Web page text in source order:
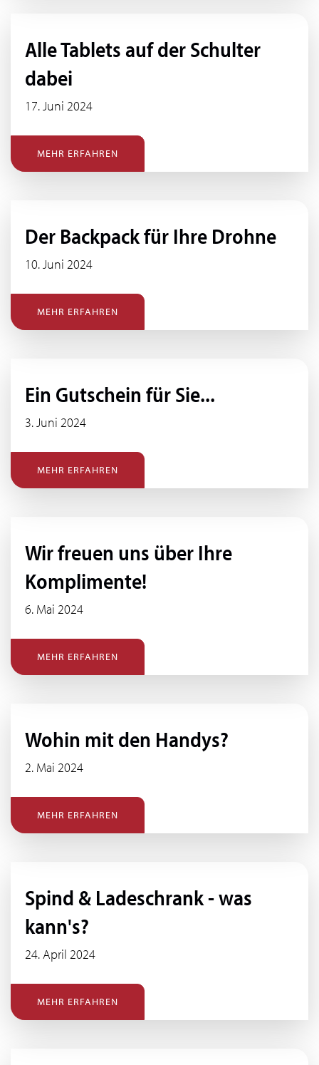
Alle Tablets auf der Schulter
dabei
17. Juni 2024
MEHR ERFAHREN
Der Backpack für Ihre Drohne
10. Juni 2024
MEHR ERFAHREN
Ein Gutschein für Sie...
3. Juni 2024
MEHR ERFAHREN
Wir freuen uns über Ihre
Komplimente!
6. Mai 2024
MEHR ERFAHREN
Wohin mit den Handys?
2. Mai 2024
MEHR ERFAHREN
Spind & Ladeschrank - was
kann's?
24. April 2024
MEHR ERFAHREN